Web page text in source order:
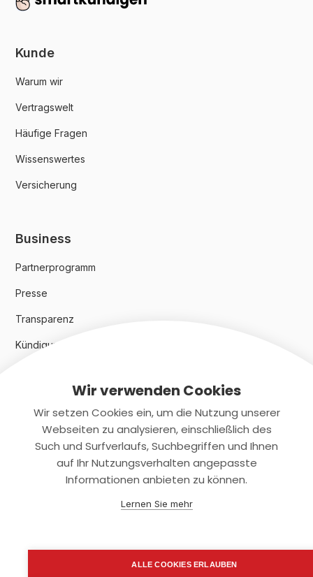
Kunde
Warum wir
Vertragswelt
Häufige Fragen
Wissenswertes
Versicherung
Business
Partnerprogramm
Presse
Transparenz
Kündigungsindex 2024
Rechtliches
Datenschutz
Wir verwenden Cookies
Wir setzen Cookies ein, um die Nutzung unserer
Webseiten zu analysieren, einschließlich des
Such und Surfverlaufs, Suchbegriffen und Ihnen
auf Ihr Nutzungsverhalten angepasste
Informationen anbieten zu können.
Lernen Sie mehr
ALLE COOKIES ERLAUBEN